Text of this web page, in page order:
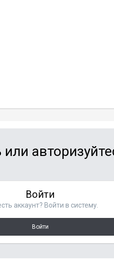
Войти
аккаунт? Войти в систему.
Войти